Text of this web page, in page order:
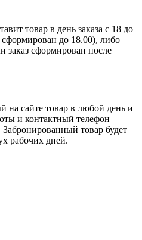
товар в день заказа с 18 до
сформирован до 18.00), либо
заказ сформирован после
на сайте товар в любой день и
и контактный телефон
товар будет
рабочих дней.